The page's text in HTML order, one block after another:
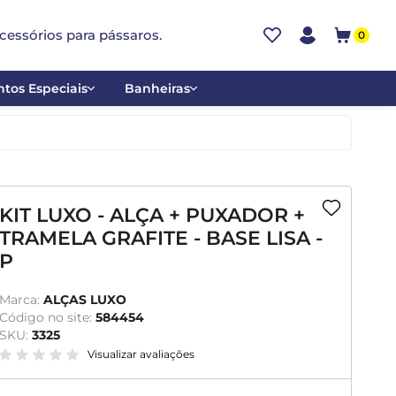
para pássaros. 0
Especiais Banheiras
Plástica
KIT LUXO - ALÇA + PUXADOR +
TRAMELA GRAFITE - BASE LISA -
P
Marca: ALÇAS LUXO
Código no site: 584454
SKU: 3325
Visualizar avaliações